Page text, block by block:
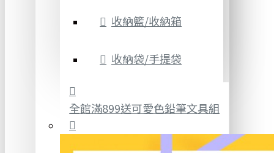
收納籃/收納箱
收納袋/手提袋
全館滿899送可愛色鉛筆文具組